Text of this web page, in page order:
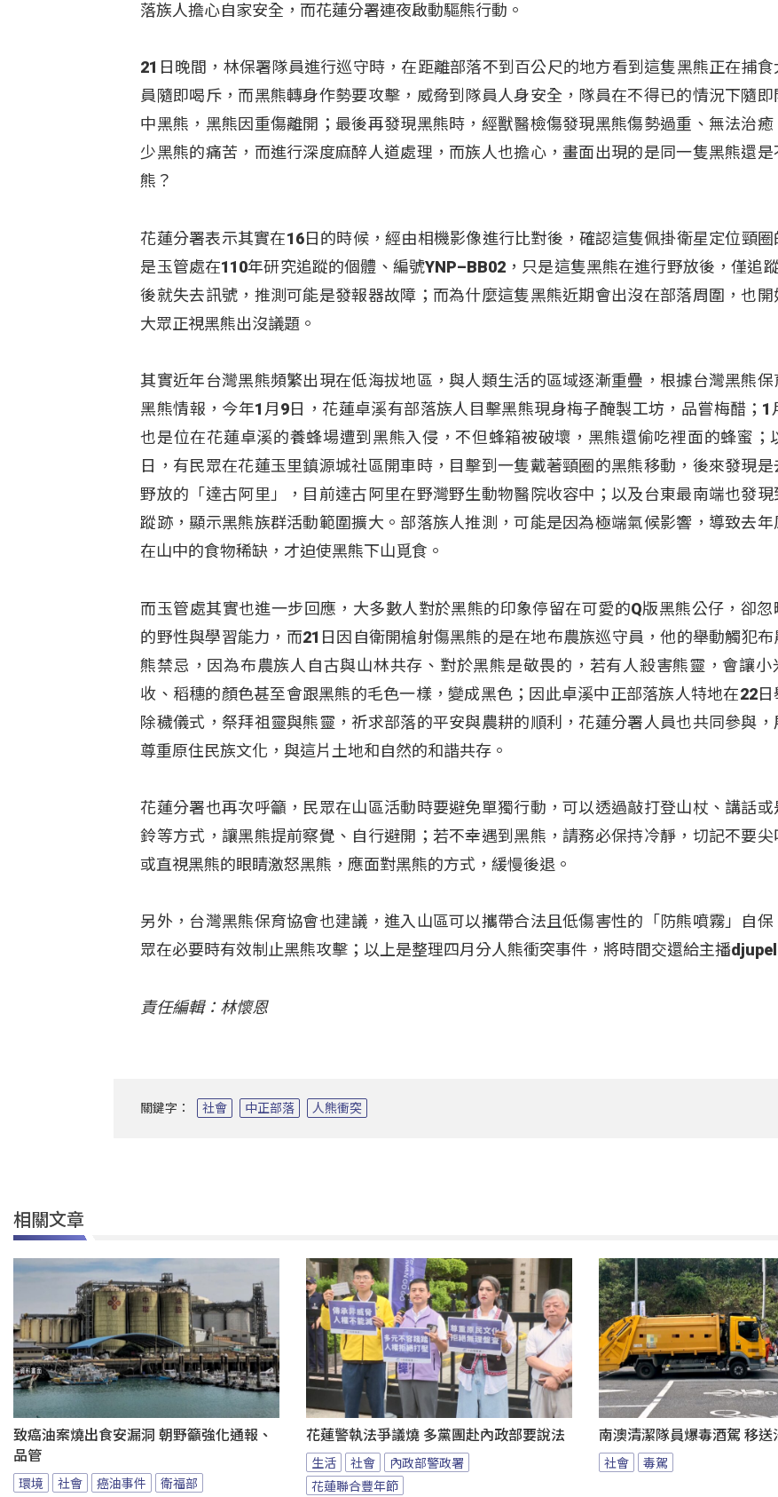
落族人擔心自家安全，而花蓮分署連夜啟動驅熊行動。
21日晚間，林保署隊員進行巡守時，在距離部落不到百公尺的地方看到這隻黑熊正在捕
員隨即喝斥，而黑熊轉身作勢要攻擊，威脅到隊員人身安全，隊員在不得已的情況下隨即
中黑熊，黑熊因重傷離開；最後再發現黑熊時，經獸醫檢傷發現黑熊傷勢過重、無法治癒
少黑熊的痛苦，而進行深度麻醉人道處理，而族人也擔心，畫面出現的是同一隻黑熊還是
熊？
花蓮分署表示其實在16日的時候，經由相機影像進行比對後，確認這隻佩掛衛星定位頸圈
是玉管處在110年研究追蹤的個體、編號YNP–BB02，只是這隻黑熊在進行野放後，僅追
後就失去訊號，推測可能是發報器故障；而為什麼這隻黑熊近期會出沒在部落周圍，也開
大眾正視黑熊出沒議題。
其實近年台灣黑熊頻繁出現在低海拔地區，與人類生活的區域逐漸重疊，根據台灣黑熊保
黑熊情報，今年1月9日，花蓮卓溪有部落族人目擊黑熊現身梅子醃製工坊，品嘗梅醋；1
也是位在花蓮卓溪的養蜂場遭到黑熊入侵，不但蜂箱被破壞，黑熊還偷吃裡面的蜂蜜；
日，有民眾在花蓮玉里鎮源城社區開車時，目擊到一隻戴著頸圈的黑熊移動，後來發現
野放的「達古阿里」，目前達古阿里在野灣野生動物醫院收容中；以及台東最南端也發現
蹤跡，顯示黑熊族群活動範圍擴大。部落族人推測，可能是因為極端氣候影響，導致去年
在山中的食物稀缺，才迫使黑熊下山覓食。
而玉管處其實也進一步回應，大多數人對於黑熊的印象停留在可愛的Q版黑熊公仔，卻忽
的野性與學習能力，而21日因自衛開槍射傷黑熊的是在地布農族巡守員，他的舉動觸犯
熊禁忌，因為布農族人自古與山林共存、對於黑熊是敬畏的，若有人殺害熊靈，會讓小
收、稻穗的顏色甚至會跟黑熊的毛色一樣，變成黑色；因此卓溪中正部落族人特地在22
除穢儀式，祭拜祖靈與熊靈，祈求部落的平安與農耕的順利，花蓮分署人員也共同參與，
尊重原住民族文化，與這片土地和自然的和諧共存。
花蓮分署也再次呼籲，民眾在山區活動時要避免單獨行動，可以透過敲打登山杖、講話或
鈴等方式，讓黑熊提前察覺、自行避開；若不幸遇到黑熊，請務必保持冷靜，切記不要尖
或直視黑熊的眼睛激怒黑熊，應面對黑熊的方式，緩慢後退。
另外，台灣黑熊保育協會也建議，進入山區可以攜帶合法且低傷害性的「防熊噴霧」自保
眾在必要時有效制止黑熊攻擊；以上是整理四月分人熊衝突事件，將時間交還給主播
責任編輯：林懷恩
關鍵字： 社會 中正部落 人熊衝突
相關文章
致癌油案燒出食安漏洞 朝野籲強化通報、
品管
環境 社會 癌油事件 衛福部
花蓮警執法爭議燒 多黨團赴內政部要說法
生活 社會
內政部警政署
花蓮聯合豐年節
南澳清潔隊員爆毒酒駕 移送
社會 毒駕